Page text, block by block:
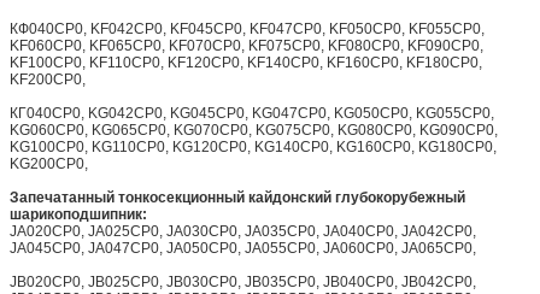
КФ040CP0, KF042CP0, KF045CP0, KF047CP0, KF050CP0, KF055CP0,
KF060CP0, KF065CP0, KF070CP0, KF075CP0, KF080CP0, KF090CP0,
KF100CP0, KF110CP0, KF120CP0, KF140CP0, KF160CP0, KF180CP0,
KF200CP0,
КГ040CP0, KG042CP0, KG045CP0, KG047CP0, KG050CP0, KG055CP0,
KG060CP0, KG065CP0, KG070CP0, KG075CP0, KG080CP0, KG090CP0,
KG100CP0, KG110CP0, KG120CP0, KG140CP0, KG160CP0, KG180CP0,
KG200CP0,
Запечатанный тонкосекционный кайдонский глубокорубежный
шарикоподшипник:
JA020CP0, JA025CP0, JA030CP0, JA035CP0, JA040CP0, JA042CP0,
JA045CP0, JA047CP0, JA050CP0, JA055CP0, JA060CP0, JA065CP0,
JB020CP0, JB025CP0, JB030CP0, JB035CP0, JB040CP0, JB042CP0,